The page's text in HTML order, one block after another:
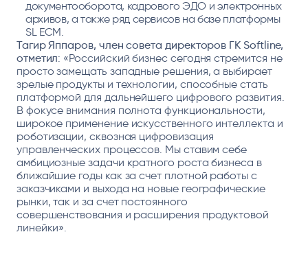
документооборота, кадрового ЭДО и электронных
архивов, а также ряд сервисов на базе платформы
SL ECM.
Тагир Яппаров, член совета директоров ГК Softline,
отметил: «Российский бизнес сегодня стремится не
просто замещать западные решения, а выбирает
зрелые продукты и технологии, способные стать
платформой для дальнейшего цифрового развития.
В фокусе внимания полнота функциональности,
широкое применение искусственного интеллекта и
роботизации, сквозная цифровизация
управленческих процессов. Мы ставим себе
амбициозные задачи кратного роста бизнеса в
ближайшие годы как за счет плотной работы с
заказчиками и выхода на новые географические
рынки, так и за счет постоянного
совершенствования и расширения продуктовой
линейки».